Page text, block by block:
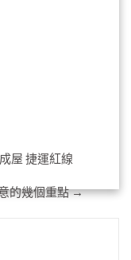
屋 捷運紅線
的幾個重點→